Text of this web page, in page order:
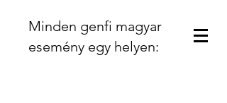
Minden genfi magyar
esemény egy helyen: